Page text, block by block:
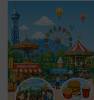
潟・長野・庄内へ